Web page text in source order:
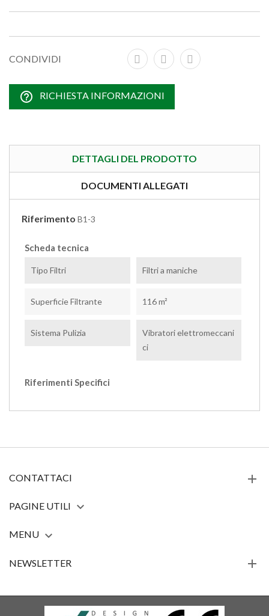
CONDIVIDI
help_outline RICHIESTA INFORMAZIONI
DETTAGLI DEL PRODOTTO
DOCUMENTI ALLEGATI
Riferimento B1-3
Scheda tecnica
Tipo Filtri Filtri a maniche
Superficie Filtrante 116 m²
Sistema Pulizia
Vibratori elettromeccani
ci
Riferimenti Specifici
CONTATTACI
PAGINE UTILI 
MENU 
NEWSLETTER